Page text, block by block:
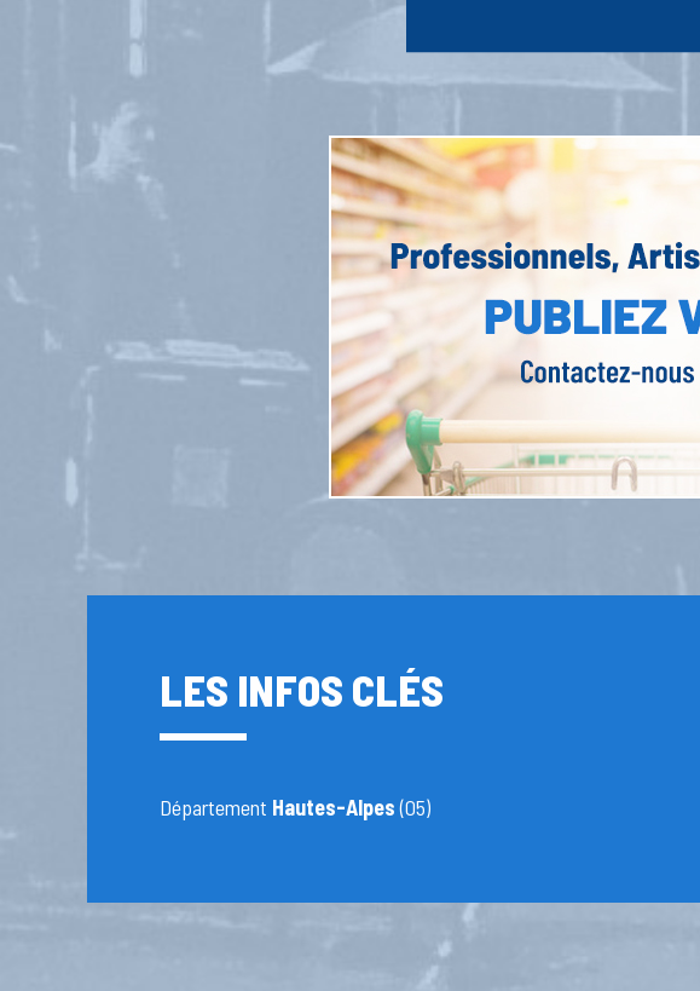
LES INFOS CLÉS
Département Hautes-Alpes(05)